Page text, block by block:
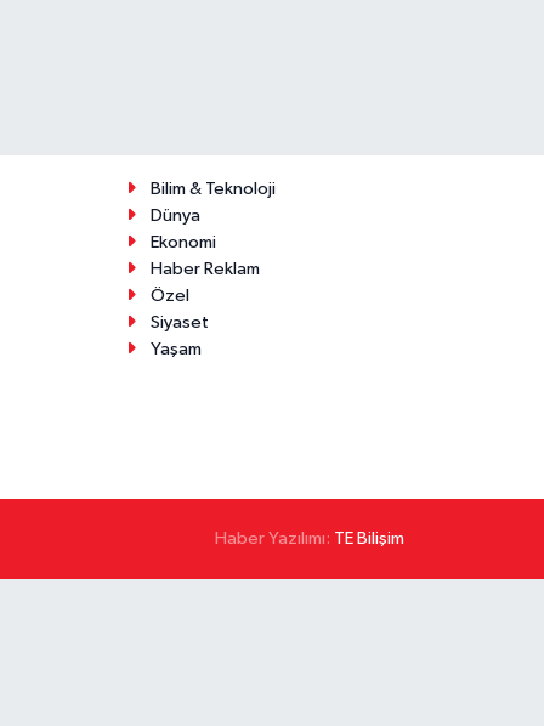
Bilim & Teknoloji
Dünya
Ekonomi
Haber Reklam
Özel
Siyaset
Yaşam
Haber Yazılımı: TE Bilişim